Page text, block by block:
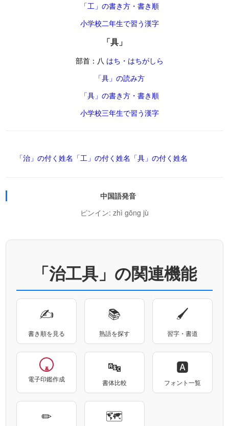
「工」の書き方・書き順
小学校二年生で習う漢字
「具」
部首：八 はち・はちがしら
「具」の読み方
「具」の書き方・書き順
小学校三年生で習う漢字
「治」の付く姓名 「工」の付く姓名 「具」の付く姓名
中国語発音
ピンイン: zhì gōng jù
「治工具」の関連機能
✍
書き順を見る
📚
熟語を探す
🖌
習字・書道
電子印鑑作成
🔤
書体比較
🅰
フォント一覧
✏ 🗺